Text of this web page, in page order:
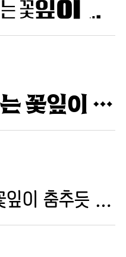
바람과 속삭이는 꽃잎이 춤추듯 하늘을 날아 새처럼 꿈은 자유롭고 별빛처럼 빛나 새벽의 고요함 속에서 겨울 눈처럼 순수한 열정은 봄을 부른다
바람과 속삭이는 꽃잎이 춤추듯 하늘을 날아 새처럼 꿈은 자유롭고 별빛처럼 빛나 새벽의 고요함 속에서 겨울 눈처럼 순수한 열정은 봄을 부른다
바람과 속삭이는 꽃잎이 춤추듯 하늘을 날아 새처럼 꿈은 자유롭고 별빛처럼 빛나 새벽의 고요함 속에서 겨울 눈처럼 순수한 열정은 봄을 부른다